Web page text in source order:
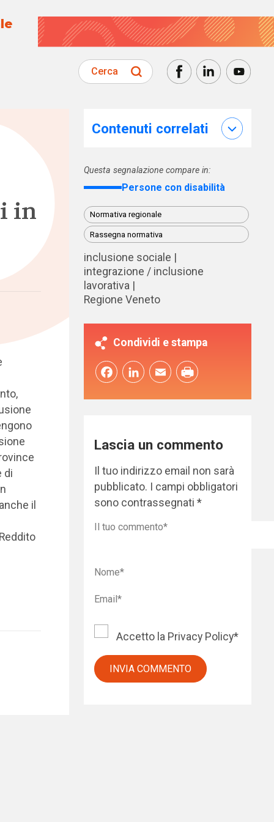
Cerca
in
di
il
Contenuti correlati
Questa segnalazione compare in:
Persone con disabilità
Normativa regionale
Rassegna normativa
inclusione sociale
integrazione / inclusione
lavorativa
Regione Veneto
Condividi e stampa
FacebookLinkedInEmail
Lascia un commento
Il tuo indirizzo email non sarà
pubblicato. I campi obbligatori
sono contrassegnati*
Accetto la Privacy Policy*